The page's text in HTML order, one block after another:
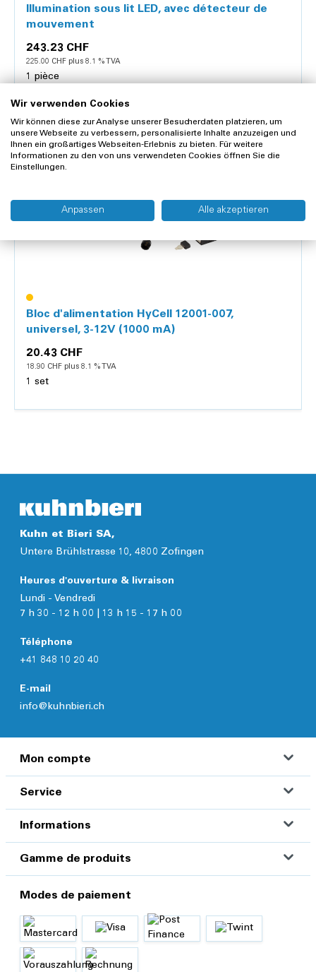
Illumination sous lit LED, avec détecteur de
mouvement
243.23 CHF
225.00 CHF plus 8.1 % TVA
1 pièce
Détails
Bloc d'alimentation HyCell 12001-007,
universel, 3-12V (1000 mA)
20.43 CHF
18.90 CHF plus 8.1 % TVA
1 set
Kuhn et Bieri SA,
Untere Brühlstrasse 10, 4800 Zofingen
Heures d'ouverture & livraison
Lundi - Vendredi
7 h 30 - 12 h 00 | 13 h 15 - 17 h 00
Téléphone
+41 848 10 20 40
E-mail
info@kuhnbieri.ch
Mon compte
Service
Informations
Gamme de produits
Modes de paiement
Wir verwenden Cookies
Wir können diese zur Analyse unserer Besucherdaten platzieren, um
unsere Webseite zu verbessern, personalisierte Inhalte anzuzeigen und
Ihnen ein großartiges Webseiten-Erlebnis zu bieten. Für weitere
Informationen zu den von uns verwendeten Cookies öffnen Sie die
Einstellungen.
Anpassen Alle akzeptieren